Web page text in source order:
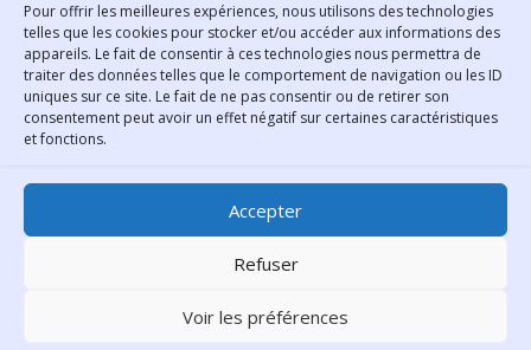
Pour offrir les meilleures expériences, nous utilisons des technologies
telles que les cookies pour stocker et/ou accéder aux informations des
appareils. Le fait de consentir à ces technologies nous permettra de
traiter des données telles que le comportement de navigation ou les ID
uniques sur ce site. Le fait de ne pas consentir ou de retirer son
consentement peut avoir un effet négatif sur certaines caractéristiques
et fonctions.
Accepter
Refuser
Voir les préférences
Bibliothèque municipale de
Lyon
30 Boulevard Vivier-Merle